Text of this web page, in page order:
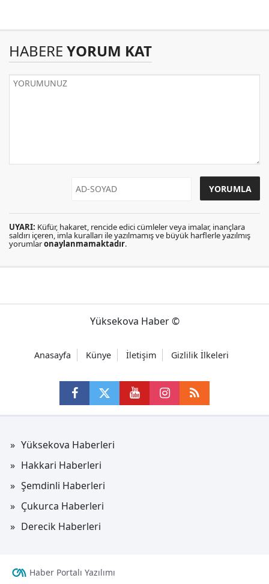
HABERE YORUM KAT
UYARI: Küfür, hakaret, rencide edici cümleler veya imalar, inançlara
saldırı içeren, imla kuralları ile yazılmamış ve büyük harflerle yazılmış
yorumlaronaylanmamaktadır.
Yüksekova Haber ©
Anasayfa Künye İletişim Gizlilik İlkeleri
Yüksekova Haberleri
Hakkari Haberleri
Şemdinli Haberleri
Çukurca Haberleri
Derecik Haberleri
Haber Portalı Yazılımı